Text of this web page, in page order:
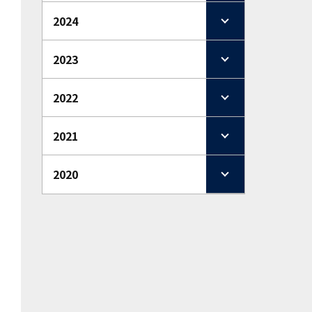
2024
2023
2022
2021
2020